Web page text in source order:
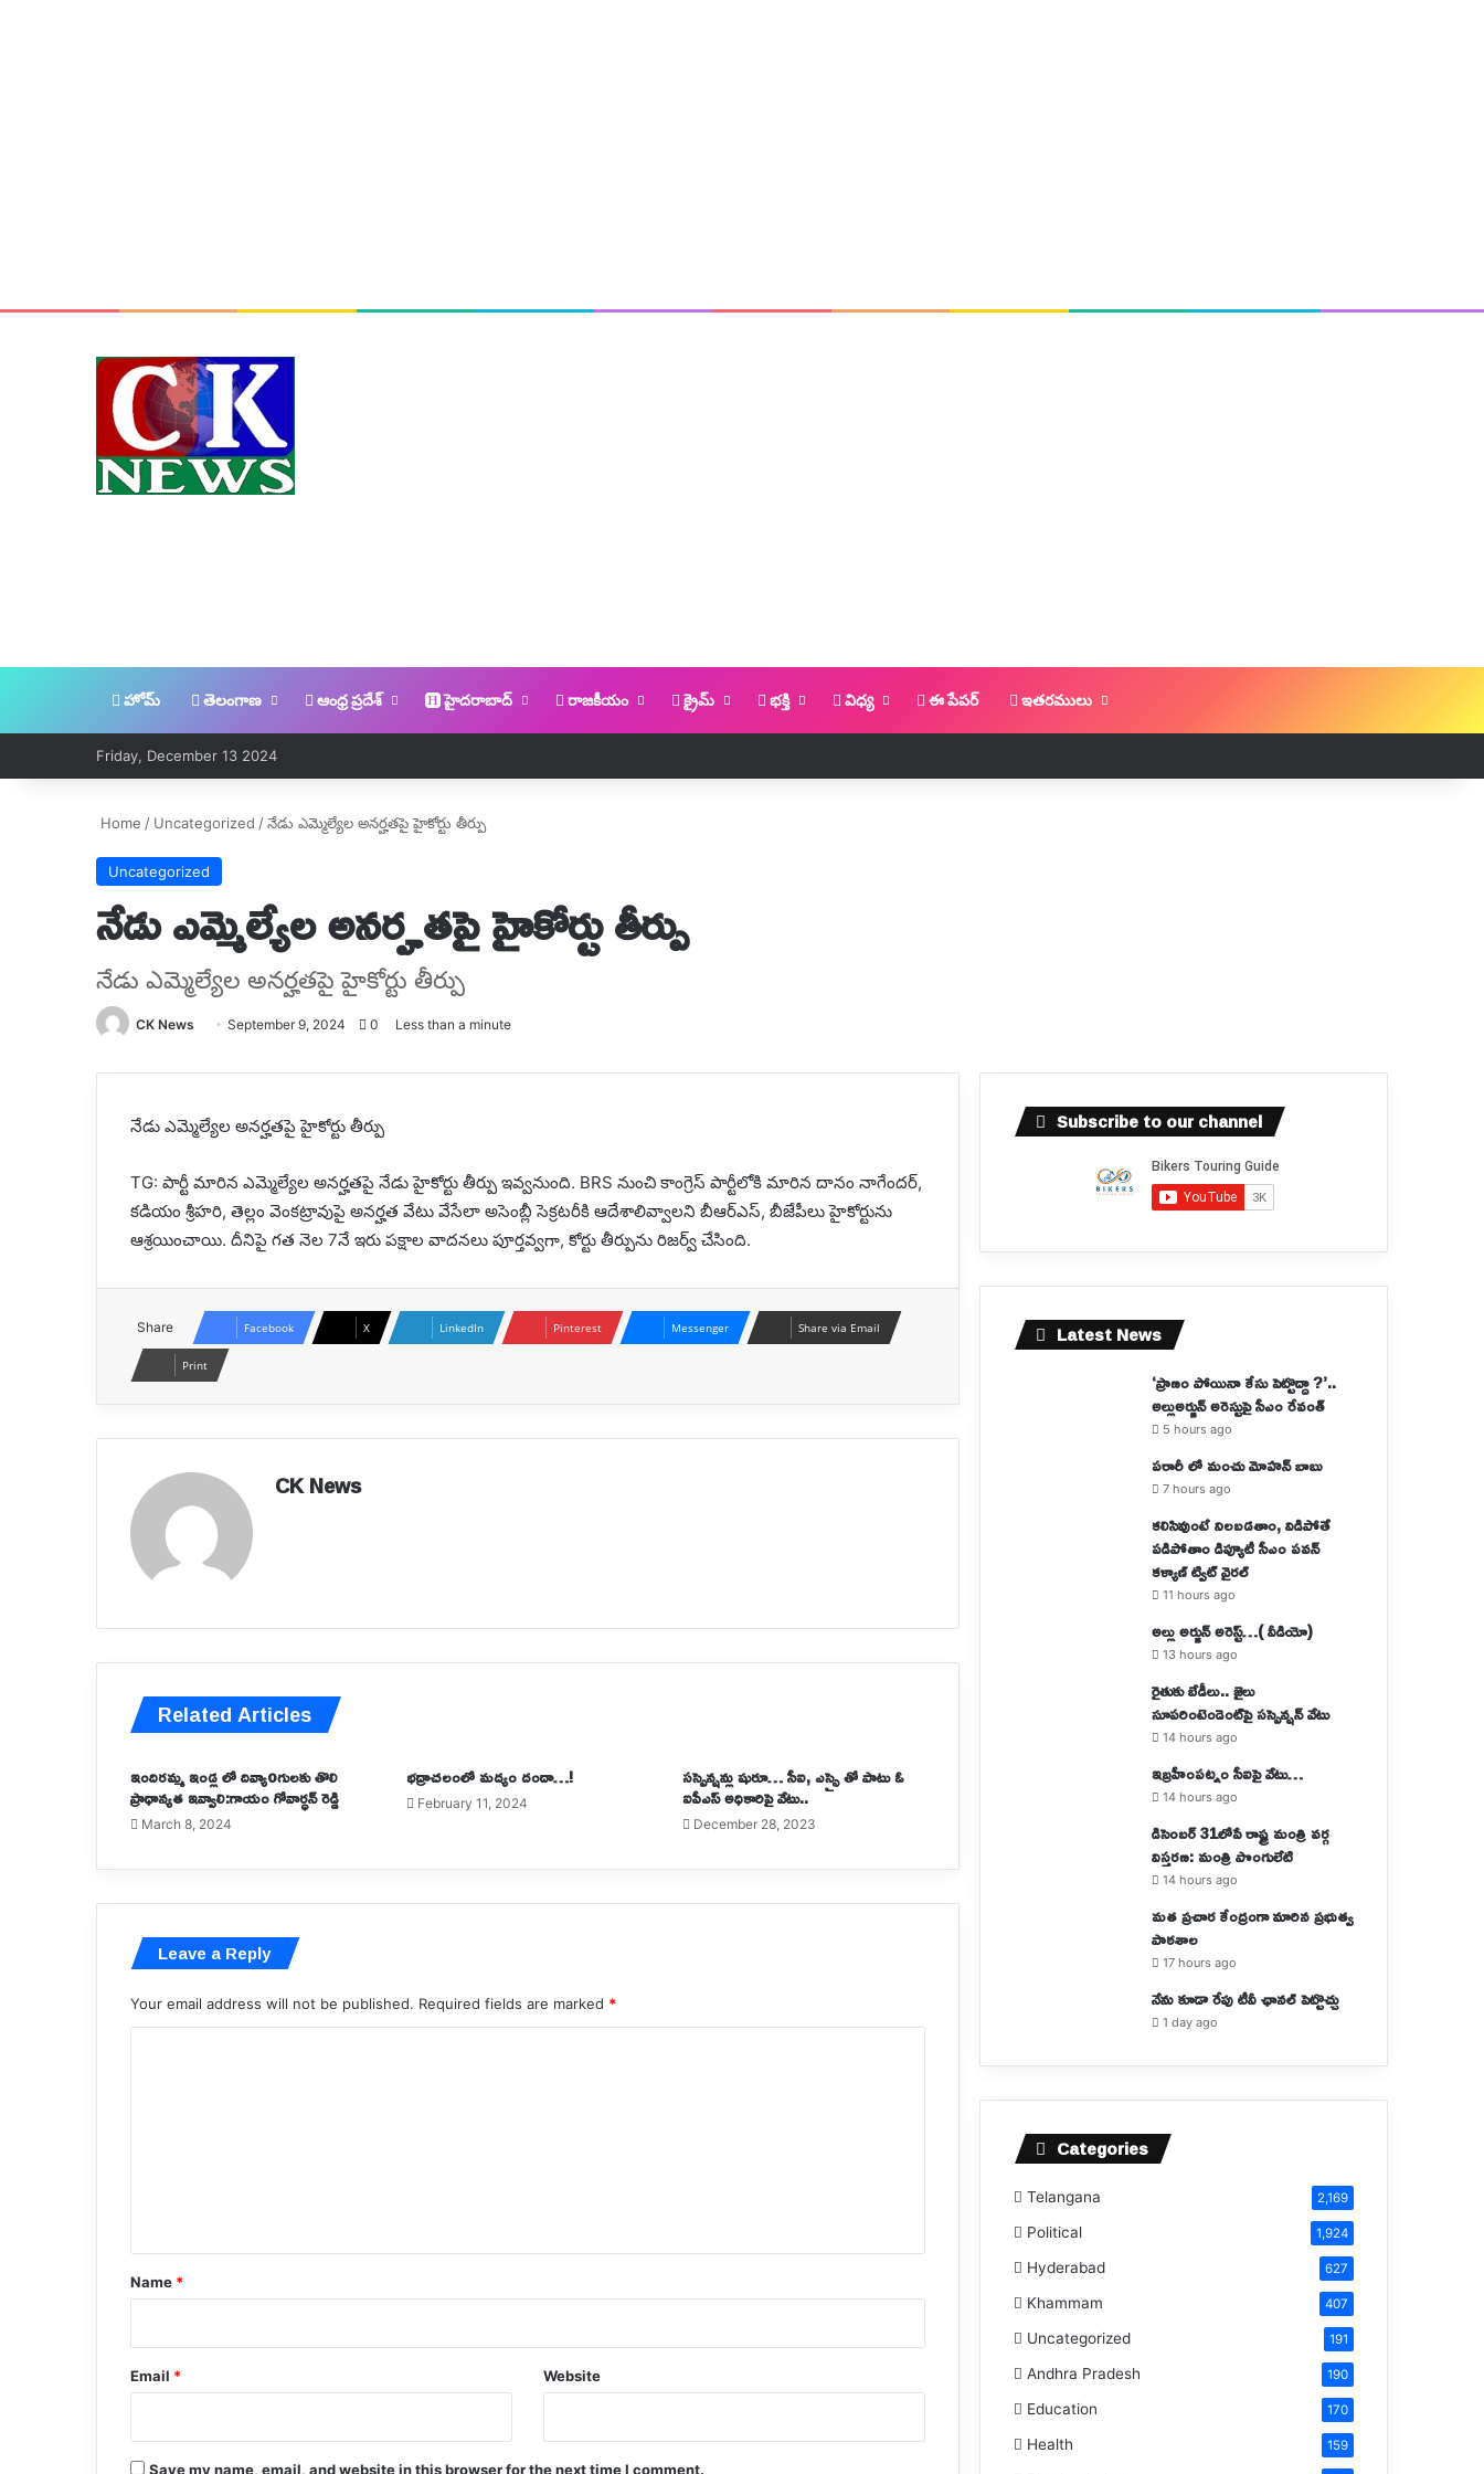
హోమ్ తెలంగాణ ఆంధ్ర ప్రదేశ్ హైదరాబాద్ రాజకీయం క్రైమ్ భక్తి విధ్య ఈ పేపర్ ఇతరములు
Friday, December 13 2024
Home / Uncategorized /నేడు ఎమ్మెల్యేల అనర్హతపై హైకోర్టు తీర్పు
Uncategorized
నేడు ఎమ్మెల్యేల అనర్హతపై హైకోర్టు తీర్పు
నేడు ఎమ్మెల్యేల అనర్హతపై హైకోర్టు తీర్పు
CK News
Send
email
September 9, 2024 0 Less than a minute
నేడు ఎమ్మెల్యేల అనర్హతపై హైకోర్టు తీర్పు
TG: పార్టీ మారిన ఎమ్మెల్యేల అనర్హతపై నేడు హైకోర్టు తీర్పు ఇవ్వనుంది. BRS నుంచి కాంగ్రెస్ పార్టీలోకి మారిన దానం నాగేందర్,
కడియం శ్రీహరి, తెల్లం వెంకట్రావుపై అనర్హత వేటు వేసేలా అసెంబ్లీ సెక్రటరీకి ఆదేశాలివ్వాలని బీఆర్ఎస్, బీజేపీలు హైకోర్టును
ఆశ్రయించాయి. దీనిపై గత నెల 7నే ఇరు పక్షాల వాదనలు పూర్తవ్వగా, కోర్టు తీర్పును రిజర్వ్ చేసింది.
Share Facebook X LinkedIn Pinterest Messenger Share via Email
Print
CK News
Related Articles
ఇందిరమ్మ ఇండ్ల లో దివ్యాoగులకు తొలి
ప్రాధాన్యత ఇవ్వాలి:గాయం గోవార్ధన్ రెడ్డి
March 8, 2024
భద్రాచలంలో మద్యం దందా…!
February 11, 2024
సస్పెన్షన్లు షురూ… సీఐ, ఎస్సై తో పాటు ఓ
ఐపీఎస్‌ అధికారిపై వేటు..
December 28, 2023
Leave a Reply
Your email address will not be published. Required fields are marked *
*
Name *
Email * Website
Save my name, email, and website in this browser for the next time I comment.
Subscribe to our channel
Latest News
‘ప్రాణం పోయినా కేసు పెట్టొద్దా ?’..
అల్లుఅర్జున్ అరెస్టుపై సీఎం రేవంత్
5 hours ago
పరారీ లో మంచు మోహన్ బాబు
7 hours ago
కలిసివుంటే నిలబడతాం, విడిపోతే
పడిపోతాం డిప్యూటీ సీఎం పవన్
కళ్యాణ్ ట్విట్ వైరల్
11 hours ago
అల్లు అర్జున్ అరెస్ట్…( వీడియో)
13 hours ago
రైతుకు బేడీలు.. జైలు
సూపరింటెండెంట్‌పై సస్పెన్షన్‌ వేటు
14 hours ago
ఇబ్రహీంపట్నం సీఐపై వేటు…
14 hours ago
డిసెంబర్ 31లోపే రాష్ట్ర మంత్రి వర్గ
విస్తరణ: మంత్రి పొంగులేటి
14 hours ago
మత ప్రచార కేంద్రంగా మారిన ప్రభుత్వ
పాఠశాల
17 hours ago
నేను కూడా రేపు టీవీ ఛానల్ పెట్టొచ్చు
1 day ago
Categories
Telangana 2,169
Political 1,924
Hyderabad 627
Khammam 407
Uncategorized 191
Andhra Pradesh 190
Education 170
Health 159